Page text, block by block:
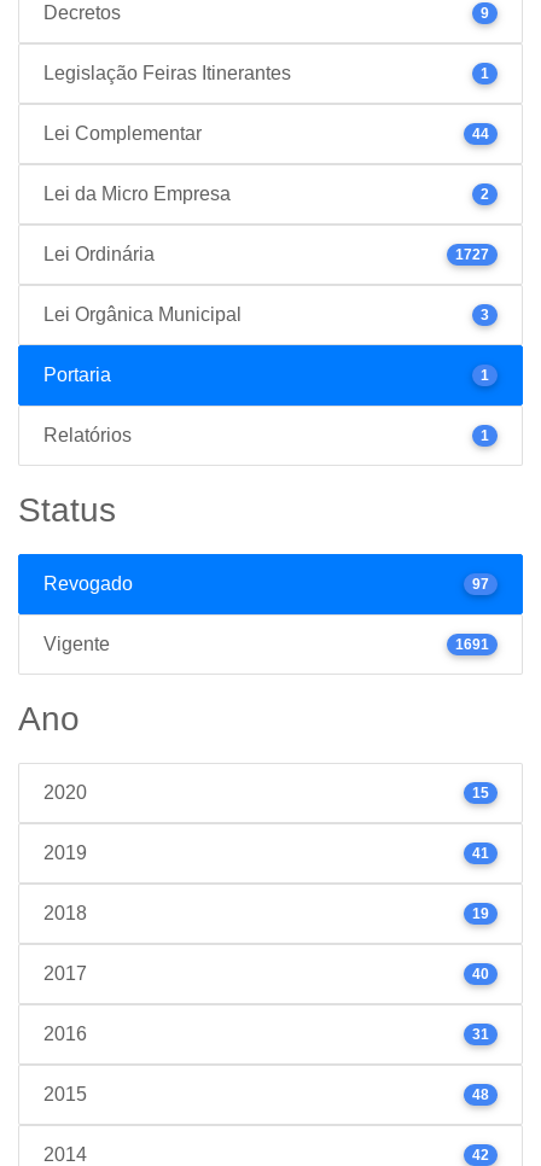
Decretos 9
Legislação Feiras Itinerantes 1
Lei Complementar 44
Lei da Micro Empresa 2
Lei Ordinária 1727
Lei Orgânica Municipal 3
Portaria 1
Relatórios 1
Status
Revogado 97
Vigente 1691
Ano
2020 15
2019 41
2018 19
2017 40
2016 31
2015 48
2014 42